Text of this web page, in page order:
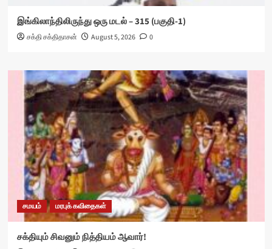
இங்கிலாந்திலிருந்து ஒரு மடல் – 315 (பகுதி-1)
சக்தி சக்திதாசன் August 5, 2026 0
சமயம் மரபுக் கவிதைகள்
சக்தியும் சிவனும் நித்தியம் ஆவார்!